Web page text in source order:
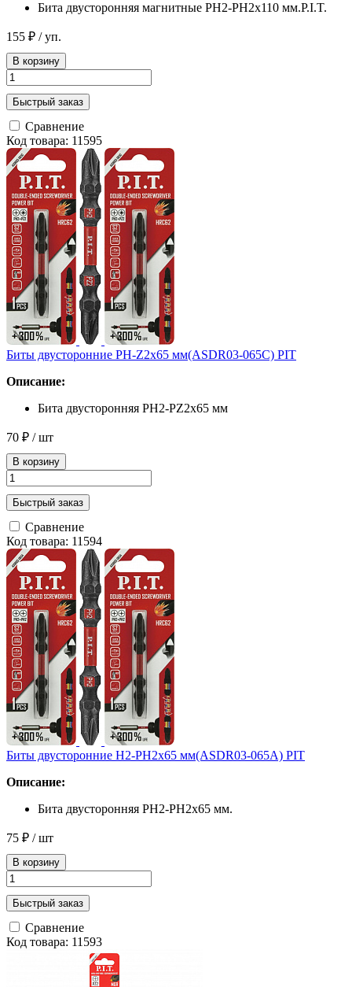
Бита двусторонняя магнитные PH2-PH2x110 мм.P.I.T.
155 ₽ / уп.
В корзину
Быстрый заказ
Сравнение
Код товара: 11595
Биты двусторонние PH-Z2x65 мм(ASDR03-065C) PIT
Описание:
Бита двусторонняя PH2-PZ2x65 мм
70 ₽ / шт
В корзину
Быстрый заказ
Сравнение
Код товара: 11594
Биты двусторонние H2-PH2x65 мм(ASDR03-065A) PIT
Описание:
Бита двусторонняя PH2-PH2x65 мм.
75 ₽ / шт
В корзину
Быстрый заказ
Сравнение
Код товара: 11593